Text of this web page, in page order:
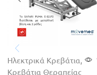
Ηλεκτρικά Κρεβάτια
Κρεβάτια Θεραπείας